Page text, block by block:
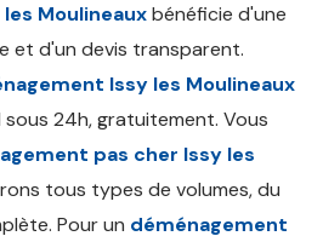
Moulineauxbénéficie d'une
et d'un devis transparent.
Issy les Moulineaux
24h, gratuitement. Vous
pas cher Issy les
tous types de volumes, du
Pour un déménagement